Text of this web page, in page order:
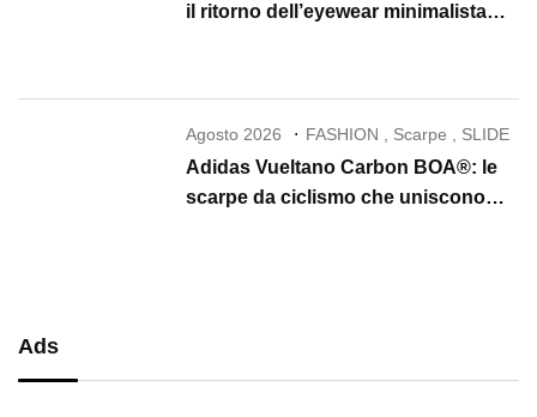
il ritorno dell’eyewear minimalista
Agosto 2026 FASHION Scarpe SLIDE
Adidas Vueltano Carbon BOA®: le
scarpe da ciclismo che uniscono
Ads